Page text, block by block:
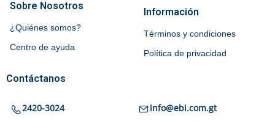
Sobre Nosotros
¿Quiénes somos?
Centro de ayuda
Información
Términos y condiciones
Política de privacidad
Contáctanos
2420-3024 info@ebi.com.gt